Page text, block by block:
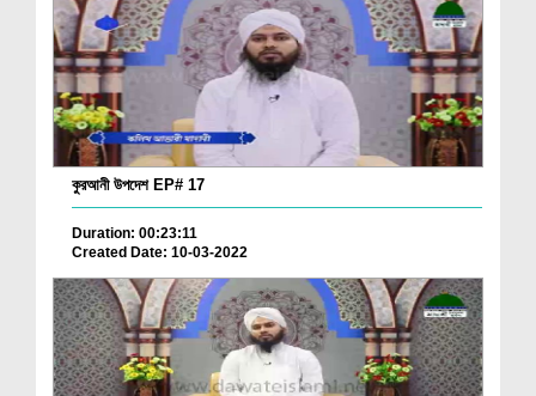
কুরআনী উপদেশ EP# 17
Duration: 00:23:11
Created Date: 10-03-2022